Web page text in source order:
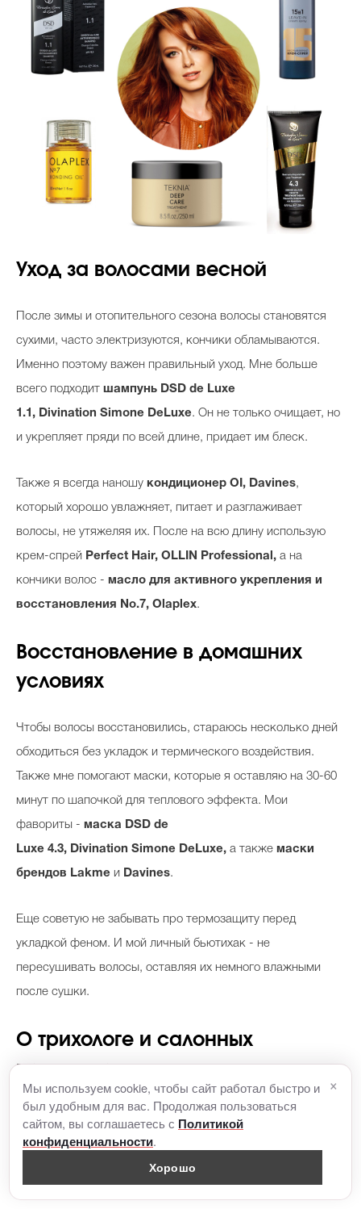
Уход за волосами весной
После зимы и отопительного сезона волосы становятся
сухими, часто электризуются, кончики обламываются.
Именно поэтому важен правильный уход. Мне больше
всего подходит шампунь DSD de Luxe
1.1, Divination Simone DeLuxe. Он не только очищает, но
и укрепляет пряди по всей длине, придает им блеск.
Также я всегда наношу кондиционер OI, Davines,
который хорошо увлажняет, питает и разглаживает
волосы, не утяжеляя их. После на всю длину использую
крем-спрей Perfect Hair, OLLIN Professional, а на
кончики волос - масло для активного укрепления и
восстановления No.7, Olaplex.
Восстановление в домашних
условиях
Чтобы волосы восстановились, стараюсь несколько дней
обходиться без укладок и термического воздействия.
Также мне помогают маски, которые я оставляю на 30-60
минут по шапочкой для теплового эффекта. Мои
фавориты - маска DSD de
Luxe 4.3, Divination Simone DeLuxe, а также маски
брендов Lakme и Davines.
Еще советую не забывать про термозащиту перед
укладкой феном. И мой личный бьютихак - не
пересушивать волосы, оставляя их немного влажными
после сушки.
О трихологе и салонных
процедурах
Я советую обращаться к трихологу, чтобы провести
анализ кожи головы, понять структуру волос и уже вместе
с профессионалом подобрать правильные средства по
уходу.
Мы используем cookie, чтобы сайт работал быстро и
был удобным для вас. Продолжая пользоваться
сайтом, вы соглашаетесь с Политикой
конфиденциальности.
Хорошо
×